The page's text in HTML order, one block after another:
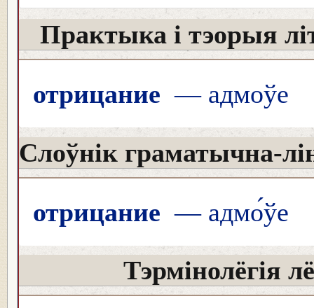
Практыка і тэорыя
отрицание — адмоўе
Слоўнік граматычна-
отрицание — адмо́ўе
Тэрмінолёгія